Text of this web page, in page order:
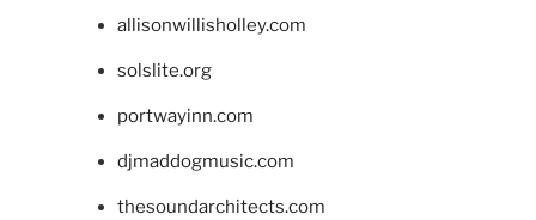
allisonwillisholley.com
solslite.org
portwayinn.com
djmaddogmusic.com
thesoundarchitects.com